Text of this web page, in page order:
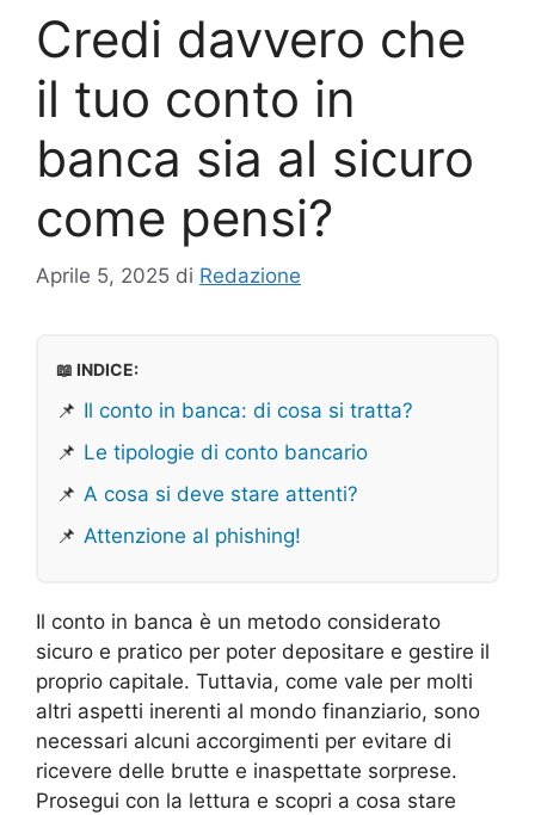
Credi davvero che
il tuo conto in
banca sia al sicuro
come pensi?
Aprile 5, 2025 di Redazione
📖 INDICE:
📌 Il conto in banca: di cosa si tratta?
📌 Le tipologie di conto bancario
📌 A cosa si deve stare attenti?
📌 Attenzione al phishing!
Il conto in banca è un metodo considerato
sicuro e pratico per poter depositare e gestire il
proprio capitale. Tuttavia, come vale per molti
altri aspetti inerenti al mondo finanziario, sono
necessari alcuni accorgimenti per evitare di
ricevere delle brutte e inaspettate sorprese.
Prosegui con la lettura e scopri a cosa stare